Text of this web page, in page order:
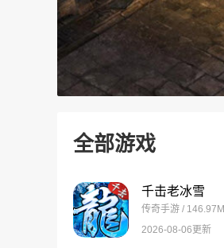
全部游戏
千击老冰雪
传奇手游 / 146.97M
2026-08-06更新